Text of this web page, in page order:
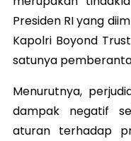
Presiden RI yang
Kapolri Boyond
satunya
Menurutnya,
dampak negatif
aturan terhadap